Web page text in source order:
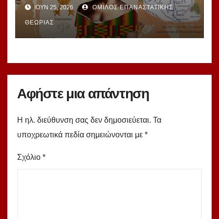
ΙΟΎΝ 25, 2026 ΌΜΙΛΟΣ ΕΠΑΝΑΣΤΑΤΙΚΉΣ
ΘΕΩΡΊΑΣ
Αφήστε μια απάντηση
Η ηλ. διεύθυνση σας δεν δημοσιεύεται. Τα
υποχρεωτικά πεδία σημειώνονται με *
Σχόλιο *